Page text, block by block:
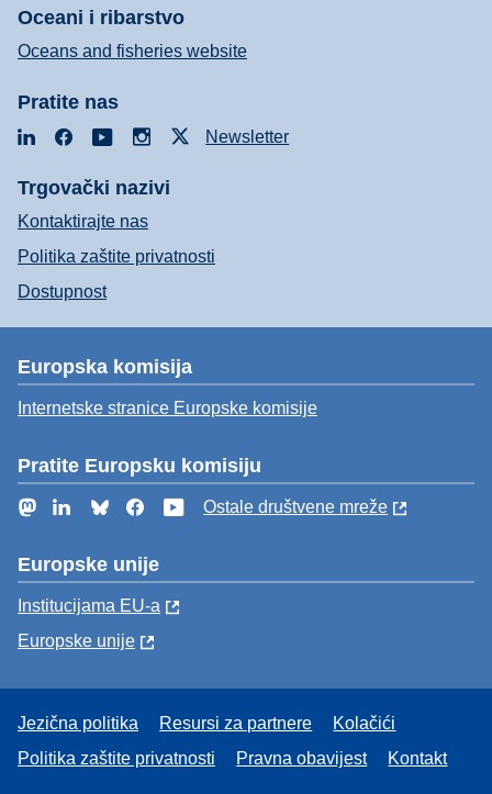
Oceani i ribarstvo
Oceans and fisheries website
Pratite nas
LinkedInFacebookYouTubeInstagramNewsletter
Trgovački nazivi
Kontaktirajte nas
Politika zaštite privatnosti
Dostupnost
Europska komisija
Internetske stranice Europske komisije
Pratite Europsku komisiju
MastodonLinkedInBlueskyFacebookYouTube
Ostale društvene mreže
Europske unije
Institucijama EU-a
Europske unije
Jezična politika Resursi za partnere
Kolačići
Politika zaštite privatnosti
Pravna obavijest Kontakt